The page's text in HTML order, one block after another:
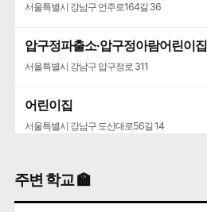
서울특별시 강남구 언주로164길 36
압구정파출소·압구정아람어린이집
서울특별시 강남구 압구정로 311
어린이집
서울특별시 강남구 도산대로56길 14
서울특별시 강남구 압구정로77길 28
주변 학교 🏫